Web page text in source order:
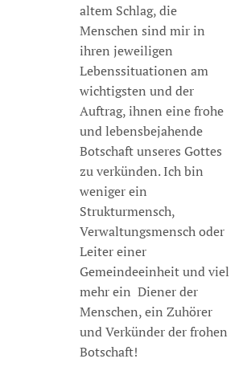
altem Schlag, die
Menschen sind mir in
ihren jeweiligen
Lebenssituationen am
wichtigsten und der
Auftrag, ihnen eine frohe
und lebensbejahende
Botschaft unseres Gottes
zu verkünden. Ich bin
weniger ein
Strukturmensch,
Verwaltungsmensch oder
Leiter einer
Gemeindeeinheit und viel
mehr ein Diener der
Menschen, ein Zuhörer
und Verkünder der frohen
Botschaft!